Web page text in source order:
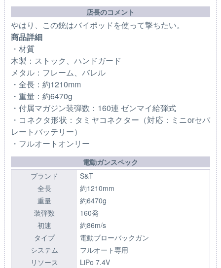
店長のコメント
やはり、この銃はバイポッドを使って撃ちたい。
商品詳細
・材質
木製：ストック、ハンドガード
メタル：フレーム、バレル
・全長：約1210mm
・重量：約6470g
・付属マガジン装弾数：160連 ゼンマイ給弾式
・コネクタ形状：タミヤコネクター（対応：ミニorセパ
レートバッテリー）
・フルオートオンリー
電動ガンスペック
ブランド
S&T
全長
約1210mm
重量
約6470g
装弾数
160発
初速
約86m/s
タイプ
電動ブローバックガン
システム
フルオート専用
リソース
LiPo 7.4V